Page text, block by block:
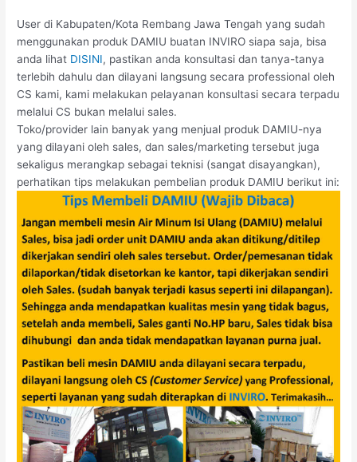
User di Kabupaten/Kota Rembang Jawa Tengah yang sudah
menggunakan produk DAMIU buatan INVIRO siapa saja, bisa
anda lihat DISINI, pastikan anda konsultasi dan tanya-tanya
terlebih dahulu dan dilayani langsung secara professional oleh
CS kami, kami melakukan pelayanan konsultasi secara terpadu
melalui CS bukan melalui sales.
Toko/provider lain banyak yang menjual produk DAMIU-nya
yang dilayani oleh sales, dan sales/marketing tersebut juga
sekaligus merangkap sebagai teknisi (sangat disayangkan),
perhatikan tips melakukan pembelian produk DAMIU berikut ini: